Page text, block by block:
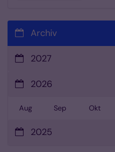
Archiv
2027
2026
Aug Sep Okt
2025